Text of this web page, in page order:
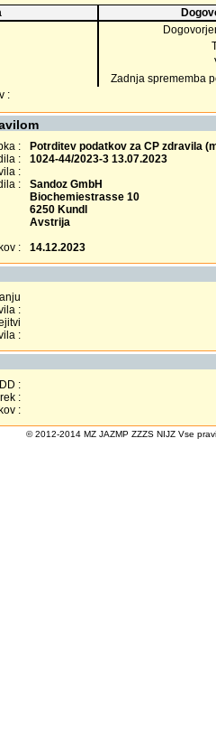
Zadnja sprememba
:
:
Potrditev podatkov za CP zdravila
:
1024-44/2023-3 13.07.2023
:
:
Sandoz GmbH
Biochemiestrasse 10
6250 Kundl
Avstrija
:
14.12.2023
:
:
:
:
:
© 2012-2014 MZ JAZMP ZZZS NIJZ Vse